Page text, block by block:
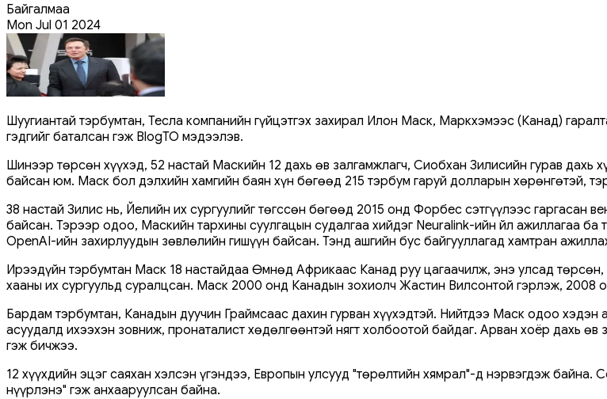
Байгалмаа
Mon Jul 01 2024
Шуугиантай тэрбумтан, Тесла компанийн гүйцэтгэх захирал Илон Маск, Маркхэмээс (Канад)
гэдгийг баталсан гэж BlogTO мэдээлэв.
Шинээр төрсөн хүүхэд, 52 настай Маскийн 12 дахь өв залгамжлагч, Сиобхан Зилисийн гурав
байсан юм. Маск бол дэлхийн хамгийн баян хүн бөгөөд 215 тэрбум гаруй долларын хөрөнгөтэй,
38 настай Зилис нь, Йелийн их сургуулийг төгссөн бөгөөд 2015 онд Форбес сэтгүүлээс гаргасан
байсан. Тэрээр одоо, Маскийн тархины суулгацын судалгаа хийдэг Neuralink-ийн Үйл ажиллагаа
OpenAI-ийн захирлуудын зөвлөлийн гишүүн байсан. Тэнд ашгийн бус байгууллагад хамтран
Ирээдүйн тэрбумтан Маск 18 настайдаа Өмнөд Африкаас Канад руу цагаачилж, энэ улсад
хааны их сургуульд суралцсан. Маск 2000 онд Канадын зохиолч Жастин Вилсонтой гэрлэж, 2008
Бардам тэрбумтан, Канадын дуучин Граймсаас дахин гурван хүүхэдтэй. Нийтдээ Маск одоо хэдэн
асуудалд ихээхэн зовниж, пронаталист хөдөлгөөнтэй нягт холбоотой байдаг. Арван хоёр дахь
гэж бичжээ.
12 хүүхдийн эцэг саяхан хэлсэн үгэндээ, Европын улсууд "төрөлтийн хямрал"-д нэрвэгдэж
нүүрлэнэ" гэж анхааруулсан байна.